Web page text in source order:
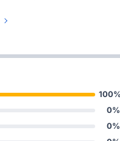
0%
0%